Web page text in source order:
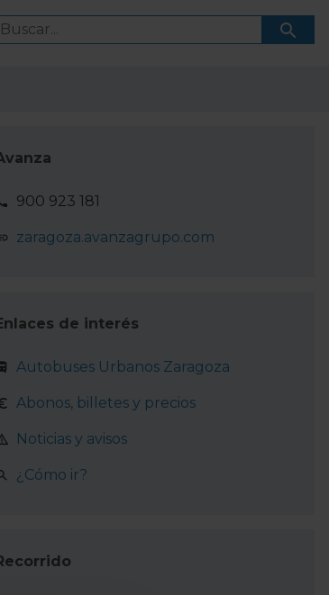
900 923 181
zaragoza.avanzagrupo.com
de interés
Autobuses Urbanos Zaragoza
Abonos, billetes y precios
Noticias y avisos
¿Cómo ir?